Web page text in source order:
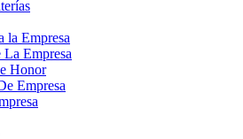
la Empresa
Empresa
Honor
Empresa